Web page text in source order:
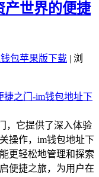
产世界的便捷
包苹果版下载 | 浏
，它提供了深入体验
操作，im钱包地址下
更轻松地管理和探索
便捷之旅，为用户在